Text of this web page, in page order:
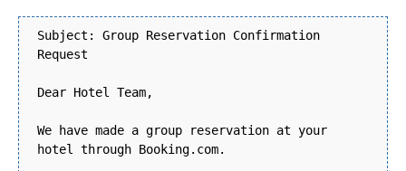
Subject: Group Reservation Confirmation
Request
Dear Hotel Team,
We have made a group reservation at your
hotel through Booking.com.